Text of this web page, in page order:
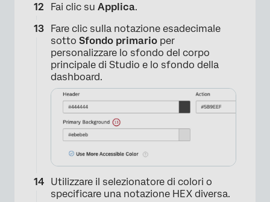
×
Fai clic su Applica.
Fare clic sulla notazione esadecimale
sotto Sfondo primario per
personalizzare lo sfondo del corpo
principale di Studio e lo sfondo della
dashboard.
Utilizzare il selezionatore di colori o
specificare una notazione HEX diversa.